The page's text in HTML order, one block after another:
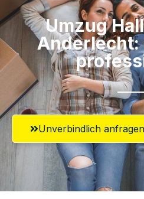
Umzug
Anderlecht:
Unverbindlich anfragen